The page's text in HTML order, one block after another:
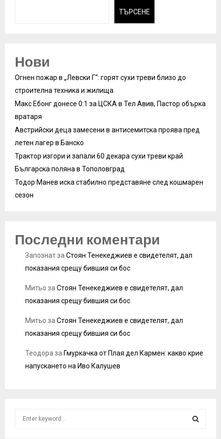
ТЪРСЕНЕ
Нови
Огнен пожар в „Левски Г“: горят сухи треви близо до
строителна техника и жилища
Макс Ебонг донесе 0:1 за ЦСКА в Тел Авив, Пастор обърка
вратаря
Австрийски деца замесени в антисемитска проява пред
летен лагер в Банско
Трактор изгори и запали 60 декара сухи треви край
Българска поляна в Тополовград
Тодор Манев иска стабилно представяне след кошмарен
сезон
Последни коментари
Запознатза Стоян Тенекеджиев е свидетелят, дал
показания срещу бившия си бос
Митьо за Стоян Тенекеджиев е свидетелят, дал
показания срещу бившия си бос
Митьо за Стоян Тенекеджиев е свидетелят, дал
показания срещу бившия си бос
Теодора за Гмуркачка от Плая дел Кармен: какво крие
напускането на Иво Калушев